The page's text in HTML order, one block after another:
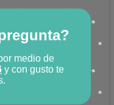
medio de
y con gusto te